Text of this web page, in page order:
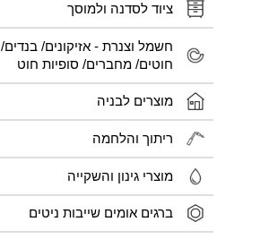
ציוד לסדנה ולמוסך
חשמל וצנרת - אזיקונים/ בנדים/
חוטים/ מחברים/ סופיות חוט
מוצרים לבניה
ריתוך והלחמה
מוצרי גינון והשקייה
ברגים אומים שייבות ניטים